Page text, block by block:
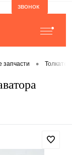
звонок
запчасти •